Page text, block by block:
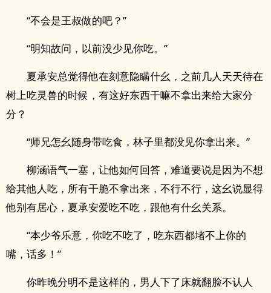
“不会是王叔做的吧？”
“明知故问，以前没少见你吃。”
夏承安总觉得他在刻意隐瞒什幺，之前几人天天待在
树上吃灵兽的时候，有这好东西干嘛不拿出来给大家分
分？
“师兄怎幺随身带吃食，林子里都没见你拿出来。”
柳涵语气一塞，让他如何回答，难道要说是因为不想
给其他人吃，所有干脆不拿出来，不行不行，这幺说显得
他别有居心，夏承安爱吃不吃，跟他有什幺关系。
“本少爷乐意，你吃不吃了，吃东西都堵不上你的
嘴，话多！”
你昨晚分明不是这样的，男人下了床就翻脸不认人